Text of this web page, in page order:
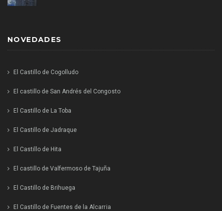
NOVEDADES
El Castillo de Cogolludo
El castillo de San Andrés del Congosto
El Castillo de La Toba
El Castillo de Jadraque
El Castillo de Hita
El castillo de Valfermoso de Tajuña
El Castillo de Brihuega
El Castillo de Fuentes de la Alcarria